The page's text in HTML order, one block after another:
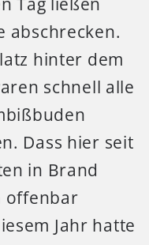
abschrecken.
hinter dem
schnell alle
Dass hier seit
in Brand
offenbar
Jahr hatte